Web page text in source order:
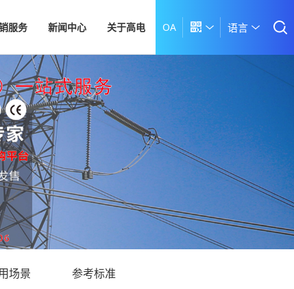
服务 新闻中心 关于高电 OA  语言
场景 参考标准